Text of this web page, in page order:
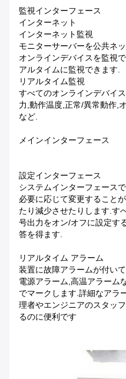
監視インターフェース
インターネット
インターネット監視
モニターサーバーを公共ネ
オンラインデバイスを監視
アルタイムに監視できます.
リアルタイム監視
すべてのオンラインデバイ
力,動作温度,正常/異常動作,
など.
メインインターフェース
設定インターフェース
システムインターフェース
必要に応じて変更すること
たり減少させたりします.す
号出力をオン/オフに設定す
答を得ます.
リアルタイム アラーム
装置に故障アラームが付い
電源アラーム,高温アラーム
でマークします.詳細なアラ
理者やエンジニアのスタッ
るのに便利です